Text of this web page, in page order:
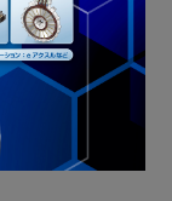
い。